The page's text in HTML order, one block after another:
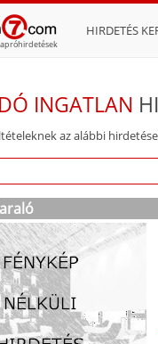
HIRDETÉS
INGATLAN
az alábbi